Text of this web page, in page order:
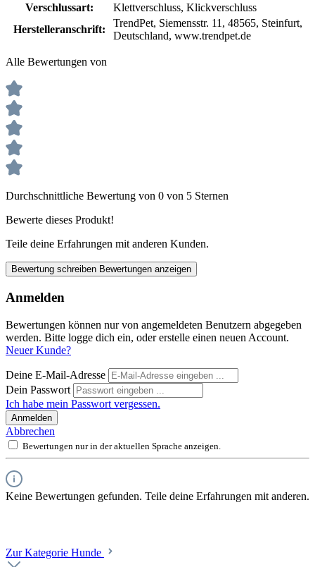
Verschlussart:
Klettverschluss, Klickverschluss
Herstelleranschrift:
TrendPet, Siemensstr. 11, 48565, Steinfurt,
Deutschland, www.trendpet.de
Alle Bewertungen von
Durchschnittliche Bewertung von 0 von 5 Sternen
Bewerte dieses Produkt!
Teile deine Erfahrungen mit anderen Kunden.
Bewertung schreiben Bewertungen anzeigen
Anmelden
Bewertungen können nur von angemeldeten Benutzern abgegeben
werden. Bitte logge dich ein, oder erstelle einen neuen Account.
Neuer Kunde?
Deine E-Mail-Adresse
Dein Passwort
Ich habe mein Passwort vergessen.
Anmelden
Abbrechen
Bewertungen nur in der aktuellen Sprache anzeigen.
Keine Bewertungen gefunden. Teile deine Erfahrungen mit anderen.
Zur Kategorie Hunde